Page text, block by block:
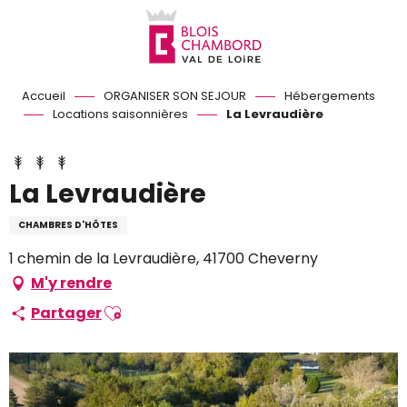
Accueil ORGANISER SON SEJOUR
Hébergements
Locations saisonnières
La Levraudière
La Levraudière
CHAMBRES D'HÔTES
1 chemin de la Levraudière, 41700 Cheverny
M'y rendre
PartagerAjouter aux favoris